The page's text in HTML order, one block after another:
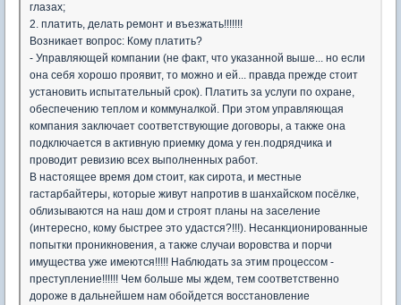
глазах;
2. платить, делать ремонт и въезжать!!!!!!!
Возникает вопрос: Кому платить?
- Управляющей компании (не факт, что указанной выше... но если
она себя хорошо проявит, то можно и ей... правда прежде стоит
установить испытательный срок). Платить за услуги по охране,
обеспечению теплом и коммуналкой. При этом управляющая
компания заключает соответствующие договоры, а также она
подключается в активную приемку дома у ген.подрядчика и
проводит ревизию всех выполненных работ.
В настоящее время дом стоит, как сирота, и местные
гастарбайтеры, которые живут напротив в шанхайском посёлке,
облизываются на наш дом и строят планы на заселение
(интересно, кому быстрее это удастся?!!!). Несанкционированные
попытки проникновения, а также случаи воровства и порчи
имущества уже имеются!!!!! Наблюдать за этим процессом -
преступление!!!!!! Чем больше мы ждем, тем соответственно
дороже в дальнейшем нам обойдется восстановление